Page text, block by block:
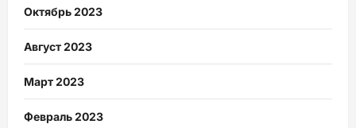
Октябрь 2023
Август 2023
Март 2023
Февраль 2023